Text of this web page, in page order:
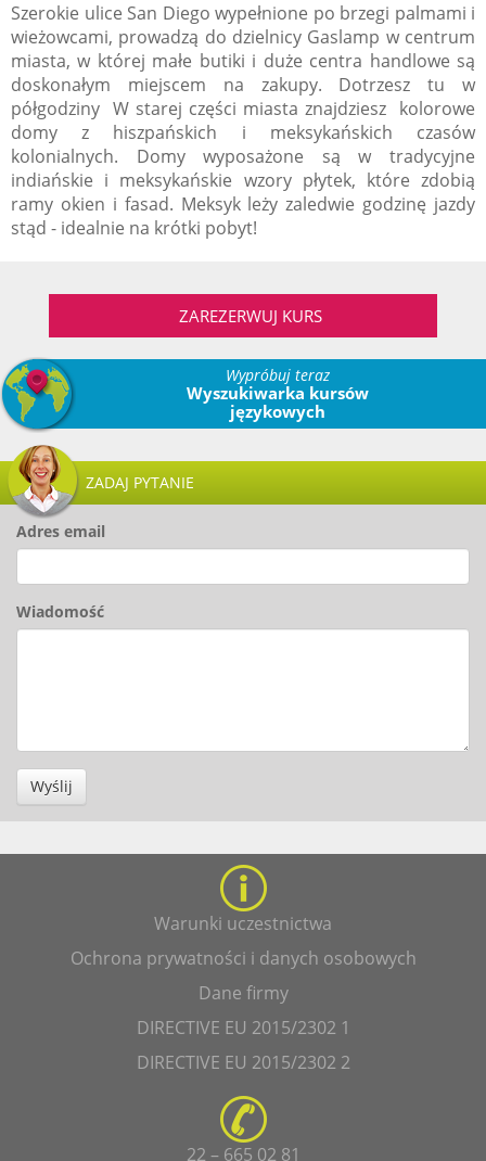
Szerokie ulice San Diego wypełnione po brzegi palmami i
wieżowcami, prowadzą do dzielnicy Gaslamp w centrum
miasta, w której małe butiki i duże centra handlowe są
doskonałym miejscem na zakupy. Dotrzesz tu w
półgodziny W starej części miasta znajdziesz kolorowe
domy z hiszpańskich i meksykańskich czasów
kolonialnych. Domy wyposażone są w tradycyjne
indiańskie i meksykańskie wzory płytek, które zdobią
ramy okien i fasad. Meksyk leży zaledwie godzinę jazdy
stąd - idealnie na krótki pobyt!
ZAREZERWUJ KURS
Wypróbuj teraz
Wyszukiwarka kursów
językowych
ZADAJ PYTANIE
Adres email
Wiadomość
Wyślij
Warunki uczestnictwa
Ochrona prywatności i danych osobowych
Dane firmy
DIRECTIVE EU 2015/2302 1
DIRECTIVE EU 2015/2302 2
22 – 665 02 81